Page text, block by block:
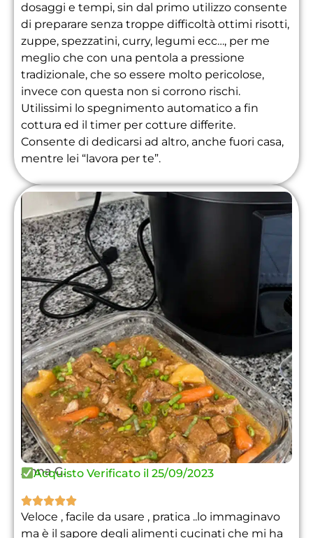
dosaggi e tempi, sin dal primo utilizzo consente
di preparare senza troppe difficoltà ottimi risotti,
zuppe, spezzatini, curry, legumi ecc…, per me
meglio che con una pentola a pressione
tradizionale, che so essere molto pericolose,
invece con questa non si corrono rischi.
Utilissimi lo spegnimento automatico a fin
cottura ed il timer per cotture differite.
Consente di dedicarsi ad altro, anche fuori casa,
mentre lei “lavora per te”.
Anna G.
Acquisto Verificato il 25/09/2023

Veloce , facile da usare , pratica ..lo immaginavo
ma è il sapore degli alimenti cucinati che mi ha